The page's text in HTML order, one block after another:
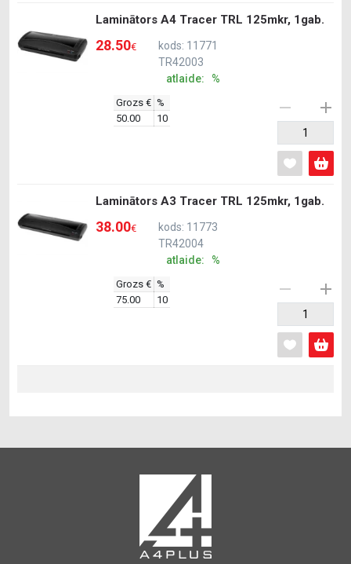
Laminātors A4 Tracer TRL 125mkr, 1gab.
28.50€
kods: 11771
TR42003
atlaide: %
Grozs € %
50.00
10
Laminātors A3 Tracer TRL 125mkr, 1gab.
38.00€
kods: 11773
TR42004
atlaide: %
Grozs € %
75.00
10